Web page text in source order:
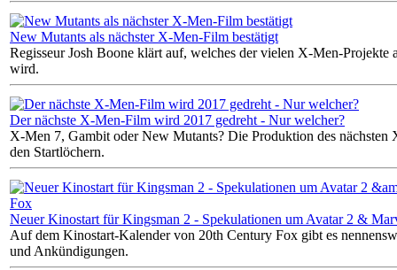
New Mutants als nächster X-Men-Film bestätigt
Regisseur Josh Boone klärt auf, welches der vielen X-Men-Projekte
wird.
Der nächste X-Men-Film wird 2017 gedreht - Nur welcher?
X-Men 7, Gambit oder New Mutants? Die Produktion des nächsten
den Startlöchern.
Neuer Kinostart für Kingsman 2 - Spekulationen um Avatar 2 &
Auf dem Kinostart-Kalender von 20th Century Fox gibt es
und Ankündigungen.